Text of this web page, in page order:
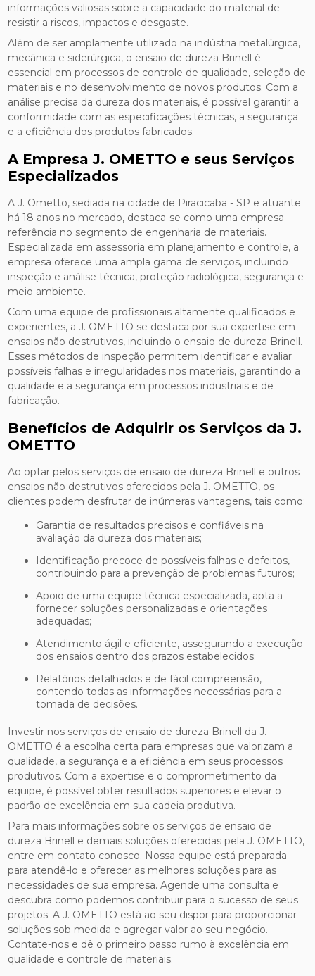
informações valiosas sobre a capacidade do material de
resistir a riscos, impactos e desgaste.
Além de ser amplamente utilizado na indústria metalúrgica,
mecânica e siderúrgica, o ensaio de dureza Brinell é
essencial em processos de controle de qualidade, seleção de
materiais e no desenvolvimento de novos produtos. Com a
análise precisa da dureza dos materiais, é possível garantir a
conformidade com as especificações técnicas, a segurança
e a eficiência dos produtos fabricados.
A Empresa J. OMETTO e seus Serviços
Especializados
A J. Ometto, sediada na cidade de Piracicaba - SP e atuante
há 18 anos no mercado, destaca-se como uma empresa
referência no segmento de engenharia de materiais.
Especializada em assessoria em planejamento e controle, a
empresa oferece uma ampla gama de serviços, incluindo
inspeção e análise técnica, proteção radiológica, segurança e
meio ambiente.
Com uma equipe de profissionais altamente qualificados e
experientes, a J. OMETTO se destaca por sua expertise em
ensaios não destrutivos, incluindo o ensaio de dureza Brinell.
Esses métodos de inspeção permitem identificar e avaliar
possíveis falhas e irregularidades nos materiais, garantindo a
qualidade e a segurança em processos industriais e de
fabricação.
Benefícios de Adquirir os Serviços da J.
OMETTO
Ao optar pelos serviços de ensaio de dureza Brinell e outros
ensaios não destrutivos oferecidos pela J. OMETTO, os
clientes podem desfrutar de inúmeras vantagens, tais como:
Garantia de resultados precisos e confiáveis na
avaliação da dureza dos materiais;
Identificação precoce de possíveis falhas e defeitos,
contribuindo para a prevenção de problemas futuros;
Apoio de uma equipe técnica especializada, apta a
fornecer soluções personalizadas e orientações
adequadas;
Atendimento ágil e eficiente, assegurando a execução
dos ensaios dentro dos prazos estabelecidos;
Relatórios detalhados e de fácil compreensão,
contendo todas as informações necessárias para a
tomada de decisões.
Investir nos serviços de ensaio de dureza Brinell da J.
OMETTO é a escolha certa para empresas que valorizam a
qualidade, a segurança e a eficiência em seus processos
produtivos. Com a expertise e o comprometimento da
equipe, é possível obter resultados superiores e elevar o
padrão de excelência em sua cadeia produtiva.
Para mais informações sobre os serviços de ensaio de
dureza Brinell e demais soluções oferecidas pela J. OMETTO,
entre em contato conosco. Nossa equipe está preparada
para atendê-lo e oferecer as melhores soluções para as
necessidades de sua empresa. Agende uma consulta e
descubra como podemos contribuir para o sucesso de seus
projetos. A J. OMETTO está ao seu dispor para proporcionar
soluções sob medida e agregar valor ao seu negócio.
Contate-nos e dê o primeiro passo rumo à excelência em
qualidade e controle de materiais.